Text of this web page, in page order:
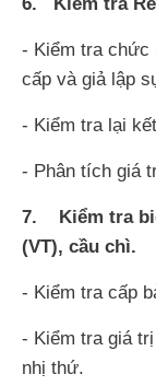
- Kiểm tra chức
cấp và giả lập
- Kiểm tra lại
- Phân tích giá
7. Kiểm tra
(VT), cầu chì.
- Kiểm tra cấp
- Kiểm tra giá
nhị thứ.